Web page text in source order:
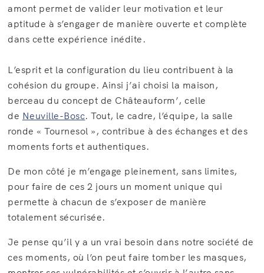
amont permet de valider leur motivation et leur
aptitude à s’engager de manière ouverte et complète
dans cette expérience inédite.
L’esprit et la configuration du lieu contribuent à la
cohésion du groupe. Ainsi j’ai choisi la maison,
berceau du concept de Châteauform’, celle
de Neuville-Bosc. Tout, le cadre, l’équipe, la salle
ronde « Tournesol », contribue à des échanges et des
moments forts et authentiques.
De mon côté je m’engage pleinement, sans limites,
pour faire de ces 2 jours un moment unique qui
permette à chacun de s’exposer de manière
totalement sécurisée.
Je pense qu’il y a un vrai besoin dans notre société de
ces moments, où l’on peut faire tomber les masques,